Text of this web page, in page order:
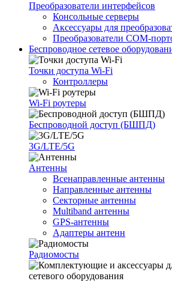
Преобразователи интерфейсов
Консольные серверы
Аксессуары для
Преобразователи COM-
Беспроводное сетевое
Точки доступа Wi-Fi
Контроллеры
Wi-Fi роутеры
Беспроводной доступ (БШПД)
3G/LTE/5G
Антенны
Всенаправленные антенны
Направленные антенны
Секторные антенны
Multiband антенны
GPS-антенны
Адаптеры антенн
Радиомосты